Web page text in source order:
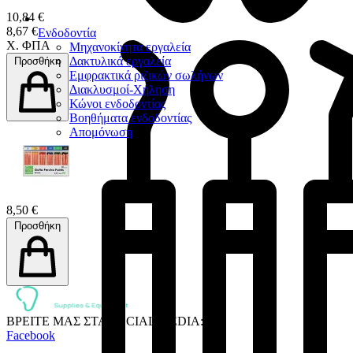
Ενδοδοντία
Μηχανοκίνητα εργαλεία
Δακτυλικά εργαλεία
Εμφρακτικά ριζικών σωλήνων
Διακλυσμοί-Χήληση
Κώνοι ενδοδοντίας
Βοηθήματα ενδοδοντίας
Απομόνωση
10,84 €
8,67 €
Χ. ΦΠΑ
Προσθήκη
8,50 €
Προσθήκη
ΒΡΕΙΤΕ ΜΑΣ ΣΤΑ SOCIAL MEDIA:
Facebook